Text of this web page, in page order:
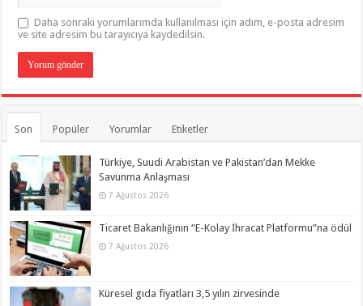
Daha sonraki yorumlarımda kullanılması için adım, e-posta adresim
ve site adresim bu tarayıcıya kaydedilsin.
Son Popüler Yorumlar Etiketler
Türkiye, Suudi Arabistan ve Pakistan’dan Mekke
Savunma Anlaşması
7 Ağustos 2026
Ticaret Bakanlığının “E-Kolay İhracat Platformu”na ödül
7 Ağustos 2026
Küresel gıda fiyatları 3,5 yılın zirvesinde